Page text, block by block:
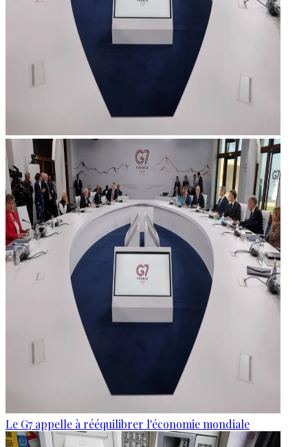
Le G7 appelle à rééquilibrer l'économie mondiale